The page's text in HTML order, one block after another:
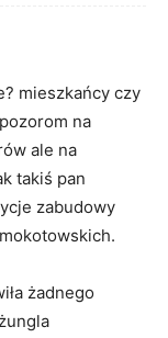
mieszkańcy czy
na
ale na
takiś pan
zabudowy
żadnego